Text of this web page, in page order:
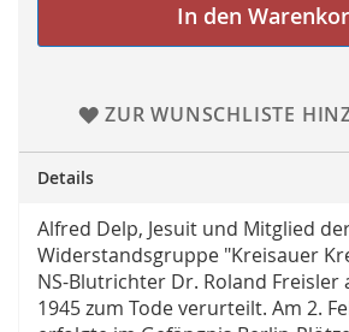
In den
ZUR WUNSCHLISTE
Details
Alfred Delp, Jesuit und Mitglied
Widerstandsgruppe "Kreisauer
NS-Blutrichter Dr. Roland Freisler
1945 zum Tode verurteilt. Am 2.